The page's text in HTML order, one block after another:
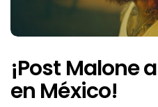
¡Post Malone
en México!